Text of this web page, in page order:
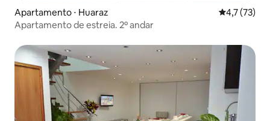
Apartamento ⋅ Huaraz 4,7 de uma
4,7 (73)
Apartamento de estreia. 2º andar